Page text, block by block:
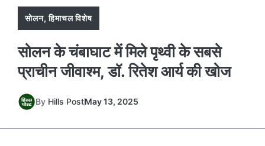
सोलन,हिमाचल विशेष
सोलन के चंबाघाट में मिले पृथ्वी के सबसे
प्राचीन जीवाश्म, डॉ. रितेश आर्य की खोज
By Hills PostMay 13, 2025